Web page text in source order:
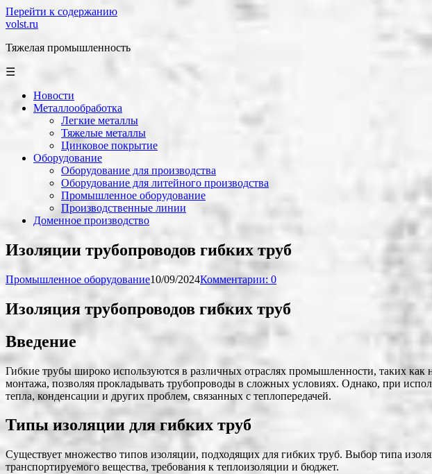
Перейти к содержанию
volst.ru
Тяжелая промышленность
☰
Новости
Металлообработка
Легкие металлы
Тяжелые металлы
Цинковое покрытие
Оборудование
Оборудование для производства
Оборудование для литейного производства
Промышленное оборудование
Производственные линии
Доменное производство
Изоляции трубопроводов гибких труб
Промышленное оборудование10/09/2024Комментарии: 0
Изоляция трубопроводов гибких труб
Введение
Гибкие трубы широко используются в различных отраслях промышленности, таких
монтажа, позволяя прокладывать трубопроводы в сложных условиях. Однако, при
тепла, конденсации и других проблем, связанных с теплопередачей.
Типы изоляции для гибких труб
Существует множество типов изоляции, подходящих для гибких труб. Выбор типа
транспортируемого вещества, требования к теплоизоляции и бюджет.